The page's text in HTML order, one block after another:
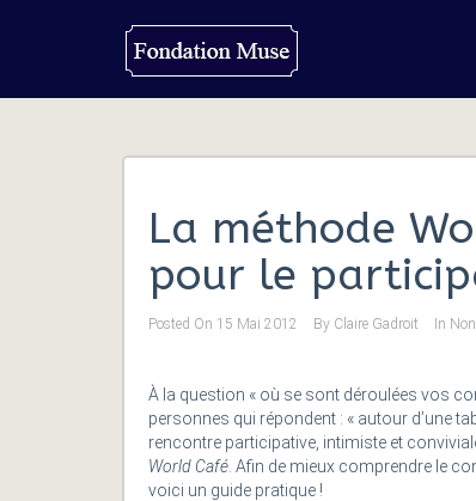
La méthode
pour le
Posted On 15 Mai 2012 By Claire Gadroit In
À la question « où se sont déroulées vos
personnes qui répondent : « autour d’une
rencontre participative, intimiste et
World Café . Afin de mieux comprendre le
voici un guide pratique !